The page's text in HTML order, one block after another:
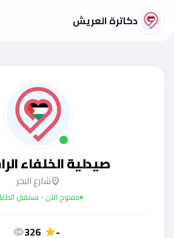
دكاترة العريش
صيدلية الخلفاء
location_onشارع البحر
مفتوح الآن - نستقبل
-
star
326
visibility